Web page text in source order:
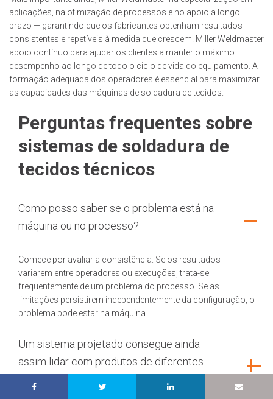
aplicações, na otimização de processos e no apoio a longo
prazo — garantindo que os fabricantes obtenham resultados
consistentes e repetíveis à medida que crescem. Miller Weldmaster
apoio contínuo para ajudar os clientes a manter o máximo
desempenho ao longo de todo o ciclo de vida do equipamento. A
formação adequada dos operadores é essencial para maximizar
as capacidades das máquinas de soldadura de tecidos.
Perguntas frequentes sobre
sistemas de soldadura de
tecidos técnicos
Como posso saber se o problema está na
máquina ou no processo?
Comece por avaliar a consistência. Se os resultados
variarem entre operadores ou execuções, trata-se
frequentemente de um problema do processo. Se as
limitações persistirem independentemente da configuração, o
problema pode estar na máquina.
Um sistema projetado consegue ainda
assim lidar com produtos de diferentes